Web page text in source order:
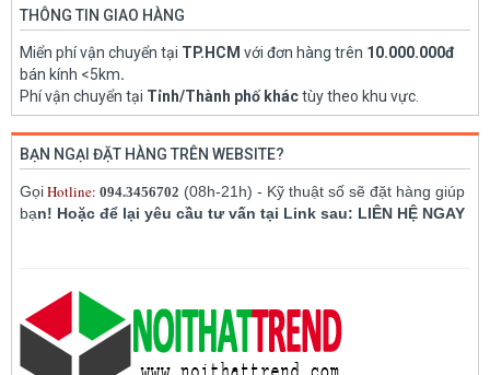
THÔNG TIN GIAO HÀNG
Miển phí vận chuyển tại TP.HCM với đơn hàng trên 10.000.000đ
bán kính <5km.
Phí vận chuyển tại Tỉnh/Thành phố kháctùy theo khu vực.
BẠN NGẠI ĐẶT HÀNG TRÊN WEBSITE?
GọiHotline: 094.3456702 (08h-21h) - Kỹ thuật số sẽ đặt hàng giúp
bạn! Hoặc để lại yêu cầu tư vấn tại Link sau: LIÊN HỆ NGAY